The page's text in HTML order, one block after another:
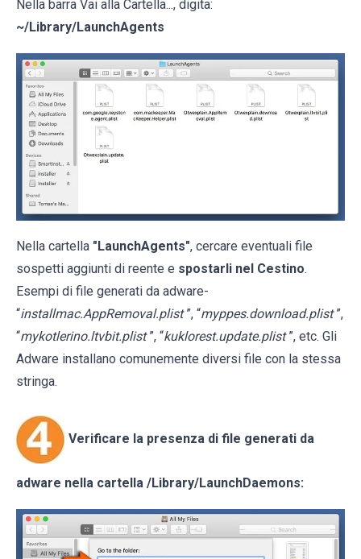
Nella barra Vai alla Cartella..., digita:
~/Library/LaunchAgents
Nella cartella "LaunchAgents", cercare eventuali file
sospetti aggiunti di reente e spostarli nel Cestino.
Esempi di file generati da adware-
“installmac.AppRemoval.plist ”, “myppes.download.plist ”,
“mykotlerino.ltvbit.plist ”, “kuklorest.update.plist ”, etc. Gli
Adware installano comunemente diversi file con la stessa
stringa.
Verificare la presenza di file generati da
adware nella cartella /Library/LaunchDaemons: